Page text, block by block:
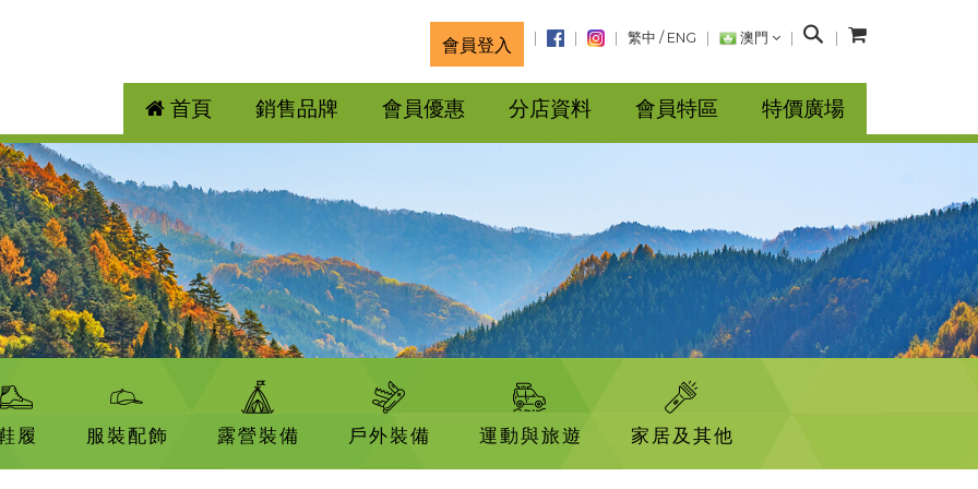
會員登入 繁中 / ENG 澳門
搜
首頁 銷售品牌 會員優惠 分店資料 會員特區 特價廣場
履 服裝配飾 露營裝備 戶外裝備 運動與旅遊 家居及其他